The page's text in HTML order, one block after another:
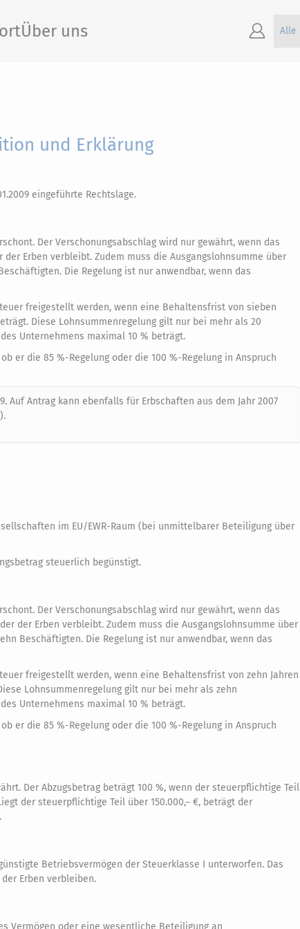
Über uns
und Erklärung
eingeführte Rechtslage.
Der Verschonungsabschlag wird nur gewährt, wenn das
Erben verbleibt. Zudem muss die Ausgangslohnsumme über
Die Regelung ist nur anwendbar, wenn das
freigestellt werden, wenn eine Behaltensfrist von sieben
Diese Lohnsummenregelung gilt nur bei mehr als 20
Unternehmens maximal 10 % beträgt.
er die 85 %-Regelung oder die 100 %-Regelung in Anspruch
Auf Antrag kann ebenfalls für Erbschaften aus dem Jahr 2007
im EU/EWR-Raum (bei unmittelbarer Beteiligung über
steuerlich begünstigt.
Der Verschonungsabschlag wird nur gewährt, wenn das
der Erben verbleibt. Zudem muss die Ausgangslohnsumme über
Beschäftigten. Die Regelung ist nur anwendbar, wenn das
freigestellt werden, wenn eine Behaltensfrist von zehn Jahren
Lohnsummenregelung gilt nur bei mehr als zehn
Unternehmens maximal 10 % beträgt.
er die 85 %-Regelung oder die 100 %-Regelung in Anspruch
Der Abzugsbetrag beträgt 100 %, wenn der steuerpflichtige Teil
der steuerpflichtige Teil über 150.000,– €, beträgt der
Betriebsvermögen der Steuerklasse I unterworfen. Das
Erben verbleiben.
Vermögen oder eine wesentliche Beteiligung an